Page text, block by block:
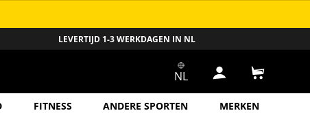
LEVERTIJD 1-3 WERKDAGEN IN NL
FITNESS ANDERE SPORTEN MERKEN
NL Inloggen